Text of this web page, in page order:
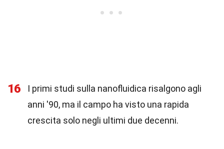
16
I primi studi sulla nanofluidica risalgono agli
anni '90, ma il campo ha visto una rapida
crescita solo negli ultimi due decenni.